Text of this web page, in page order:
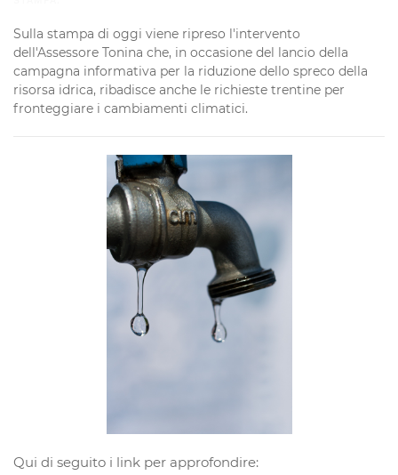
Sulla stampa di oggi viene ripreso l'intervento
dell'Assessore Tonina che, in occasione del lancio della
campagna informativa per la riduzione dello spreco della
risorsa idrica, ribadisce anche le richieste trentine per
fronteggiare i cambiamenti climatici.
Qui di seguito i link per approfondire: